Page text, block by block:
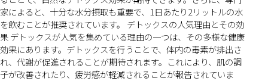
家によると、十分な水分摂取も重要で、1日あたり2リットルの水
を飲むことが推奨されています。 デトックスの人気理由とその効
果 デトックスが人気を集めている理由の一つは、その多様な健康
効果にあります。デトックスを行うことで、体内の毒素が排出さ
れ、代謝が促進されることが期待されます。これにより、肌の調
子が改善されたり、疲労感が軽減されることが報告されていま